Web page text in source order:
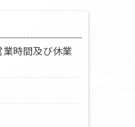
業時間及び休業